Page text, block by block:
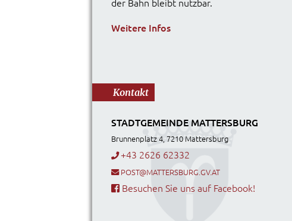
Weitere Infos
Kontakt
STADTGEMEINDE MATTERSBURG
Brunnenplatz 4, 7210 Mattersburg
+43 2626 62332
POST@MATTERSBURG.GV.AT
Besuchen Sie uns auf Facebook!